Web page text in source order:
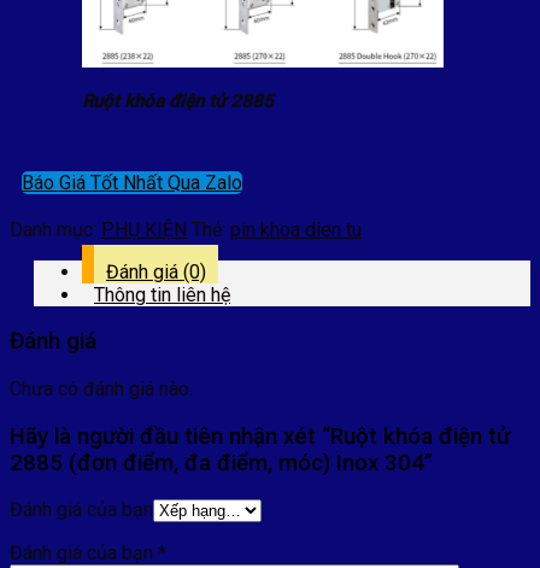
Ruột khóa điện tử 2885
Báo Giá Tốt Nhất Qua Zalo
Danh mục: PHỤ KIỆN Thẻ: pin khoa dien tu
Đánh giá (0)
Thông tin liên hệ
Đánh giá
Chưa có đánh giá nào.
Hãy là người đầu tiên nhận xét “Ruột khóa điện tử
2885 (đơn điểm, đa điểm, móc) Inox 304”
Đánh giá của bạn
Đánh giá của bạn *